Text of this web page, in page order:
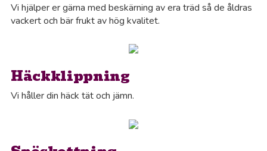
Vi hjälper er gärna med beskärning av era träd så de åldras
vackert och bär frukt av hög kvalitet.
Häckklippning
Vi håller din häck tät och jämn.